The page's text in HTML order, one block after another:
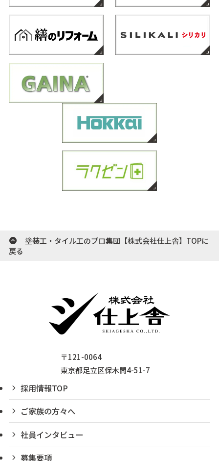
塗装工・タイル工のプロ集団【株式会社仕上舎】TOPに
戻る
〒121-0064
東京都足立区保木間4-51-7
採用情報TOP
ご家族の方々へ
社員インタビュー
募集要項